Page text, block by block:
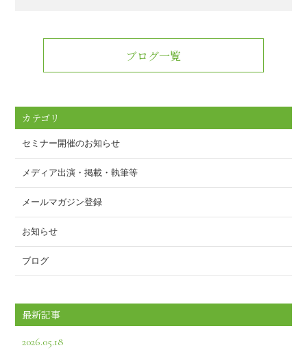
b
k
er
ブログ一覧
カテゴリ
セミナー開催のお知らせ
メディア出演・掲載・執筆等
メールマガジン登録
お知らせ
ブログ
最新記事
2026.05.18